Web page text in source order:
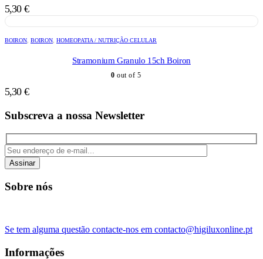
5,30 €
BOIRON, BOIRON, HOMEOPATIA / NUTRIÇÃO CELULAR
Stramonium Granulo 15ch Boiron
0 out of 5
5,30 €
Subscreva a nossa Newsletter
Assinar
Sobre nós
Se tem alguma questão contacte-nos em contacto@higiluxonline.pt
Informações